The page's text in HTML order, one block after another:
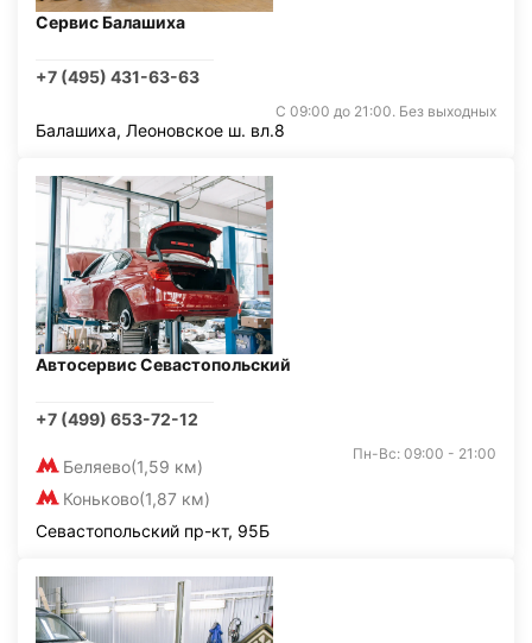
Сервис Балашиха
+7 (495) 431-63-63
С 09:00 до 21:00. Без выходных
Балашиха, Леоновское ш. вл.8
Автосервис Севастопольский
+7 (499) 653-72-12
Беляево(1,59 км)
Коньково(1,87 км)
Пн-Вс: 09:00 - 21:00
Севастопольский пр-кт, 95Б